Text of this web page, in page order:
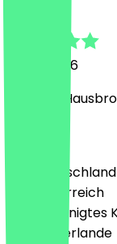
3. Juni 2026
Schönes
🇩🇪 Deutschland
🇦🇹 Österreich
🇬🇧 Vereinigtes
🇳🇱 Niederlande